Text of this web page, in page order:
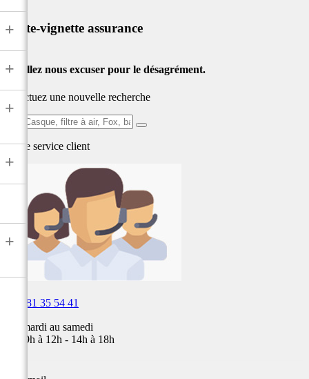
+
+
+
+
+
Porte-vignette assurance
Veuillez nous excuser pour le désagrément.
Effectuez une nouvelle recherche
Ex:
batterie
Notre service client
03 81 35 54 41
Du mardi au samedi
de 09h à 12h - 14h à 18h